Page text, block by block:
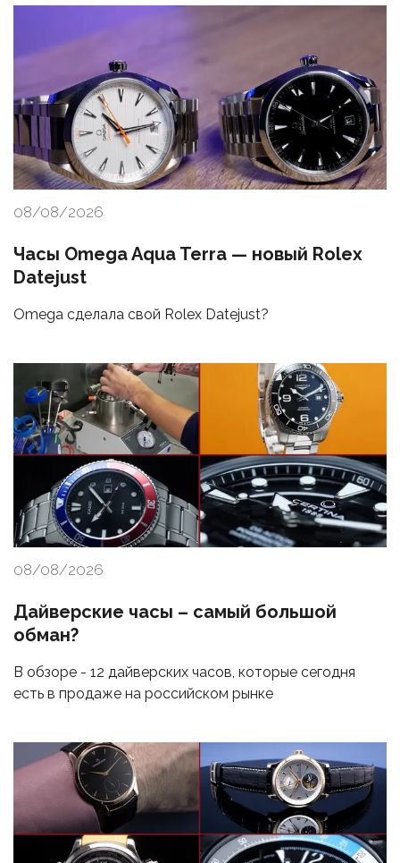
08/08/2026
Часы Omega Aqua Terra — новый Rolex
Datejust
Omega сделала свой Rolex Datejust?
08/08/2026
Дайверские часы – самый большой
обман?
В обзоре - 12 дайверских часов, которые сегодня
есть в продаже на российском рынке